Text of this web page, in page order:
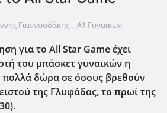
Γιαννουδάκης | Α1 Γυναικών
για το AllStar Gameέχει
του μπάσκετ γυναικών η
πολλά δώρα σε όσους βρεθούν
της Γλυφάδας, το πρωί της